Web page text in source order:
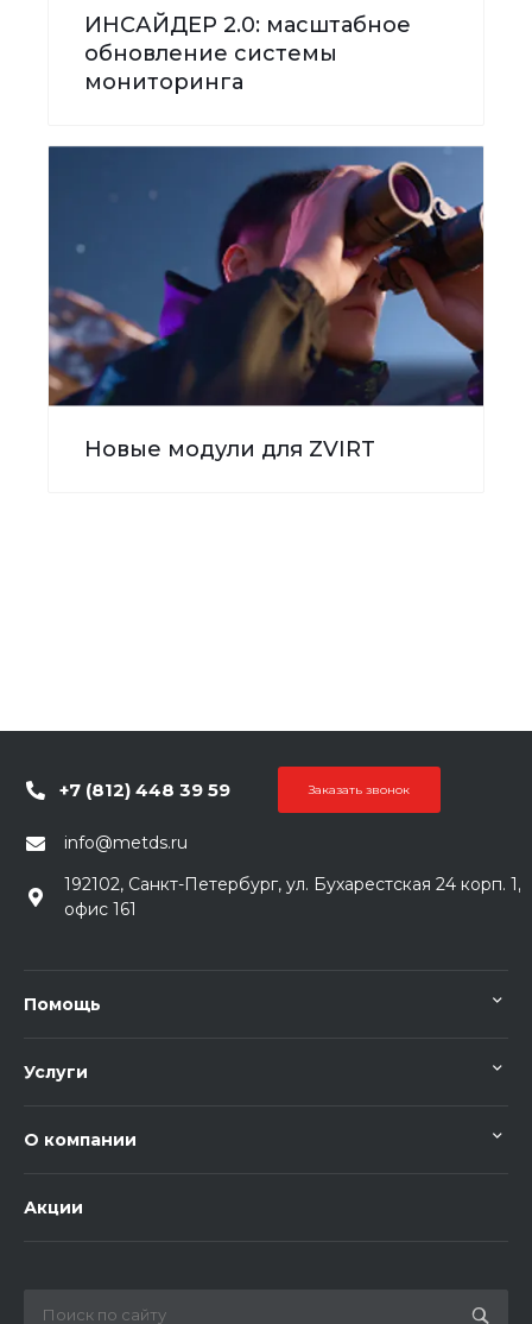
ИНСАЙДЕР 2.0: масштабное
обновление системы
мониторинга
Новые модули для ZVIRT
+7 (812) 448 39 59 Заказать звонок
info@metds.ru
192102, Санкт-Петербург, ул. Бухарестская 24 корп. 1,
офис 161
Помощь
Услуги
О компании
Акции